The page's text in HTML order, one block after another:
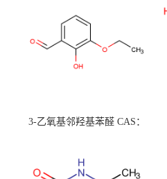
3-乙氧基邻羟基苯醛 CAS：
校可先用后付